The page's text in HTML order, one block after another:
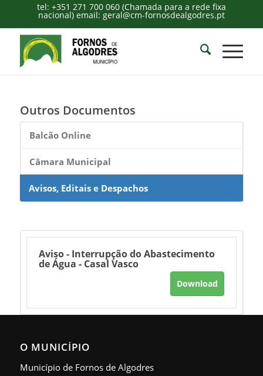
tel: +351 271 700 060 (Chamada para a rede fixa
nacional) email: geral@cm-fornosdealgodres.pt
Outros Documentos
Balcão Online
Câmara Municipal
Avisos, Editais e Despachos
Aviso - Interrupção do Abastecimento
de Água - Casal Vasco
Download
O MUNICÍPIO
Município de Fornos de Algodres